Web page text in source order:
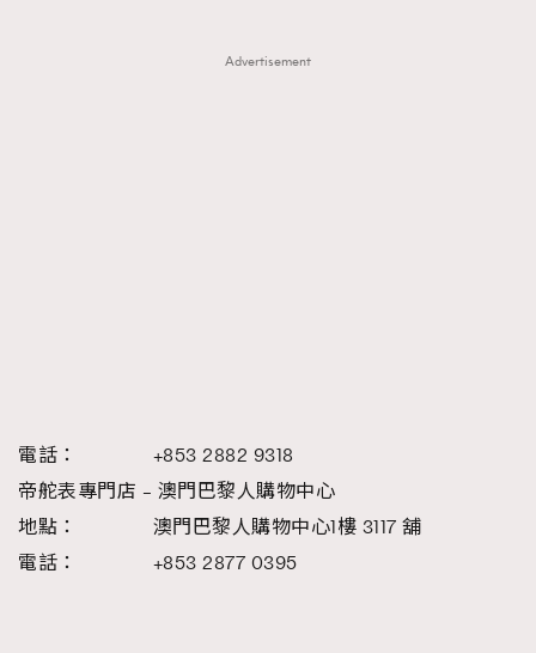
Advertisement
電話： +853 2882 9318
帝舵表專門店 – 澳門巴黎人購物中心
地點： 澳門巴黎人購物中心1樓 3117 舖
電話： +853 2877 0395